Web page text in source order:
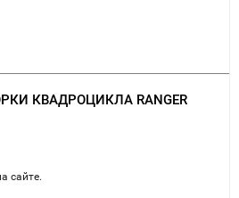
КВАДРОЦИКЛА RANGER
сайте.